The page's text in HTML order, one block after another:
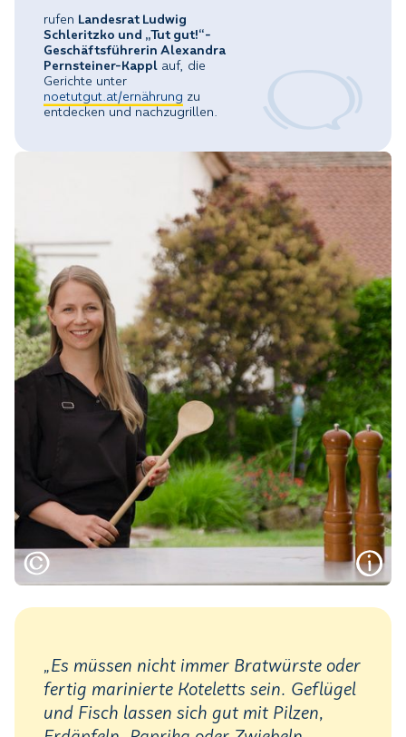
rufen Landesrat Ludwig
Schleritzko und „Tut gut!“-
Geschäftsführerin Alexandra
Pernsteiner-Kappl auf, die
Gerichte unter
noetutgut.at/ernährung zu
entdecken und nachzugrillen.
„Es müssen nicht immer Bratwürste oder
fertig marinierte Koteletts sein. Geflügel
und Fisch lassen sich gut mit Pilzen,